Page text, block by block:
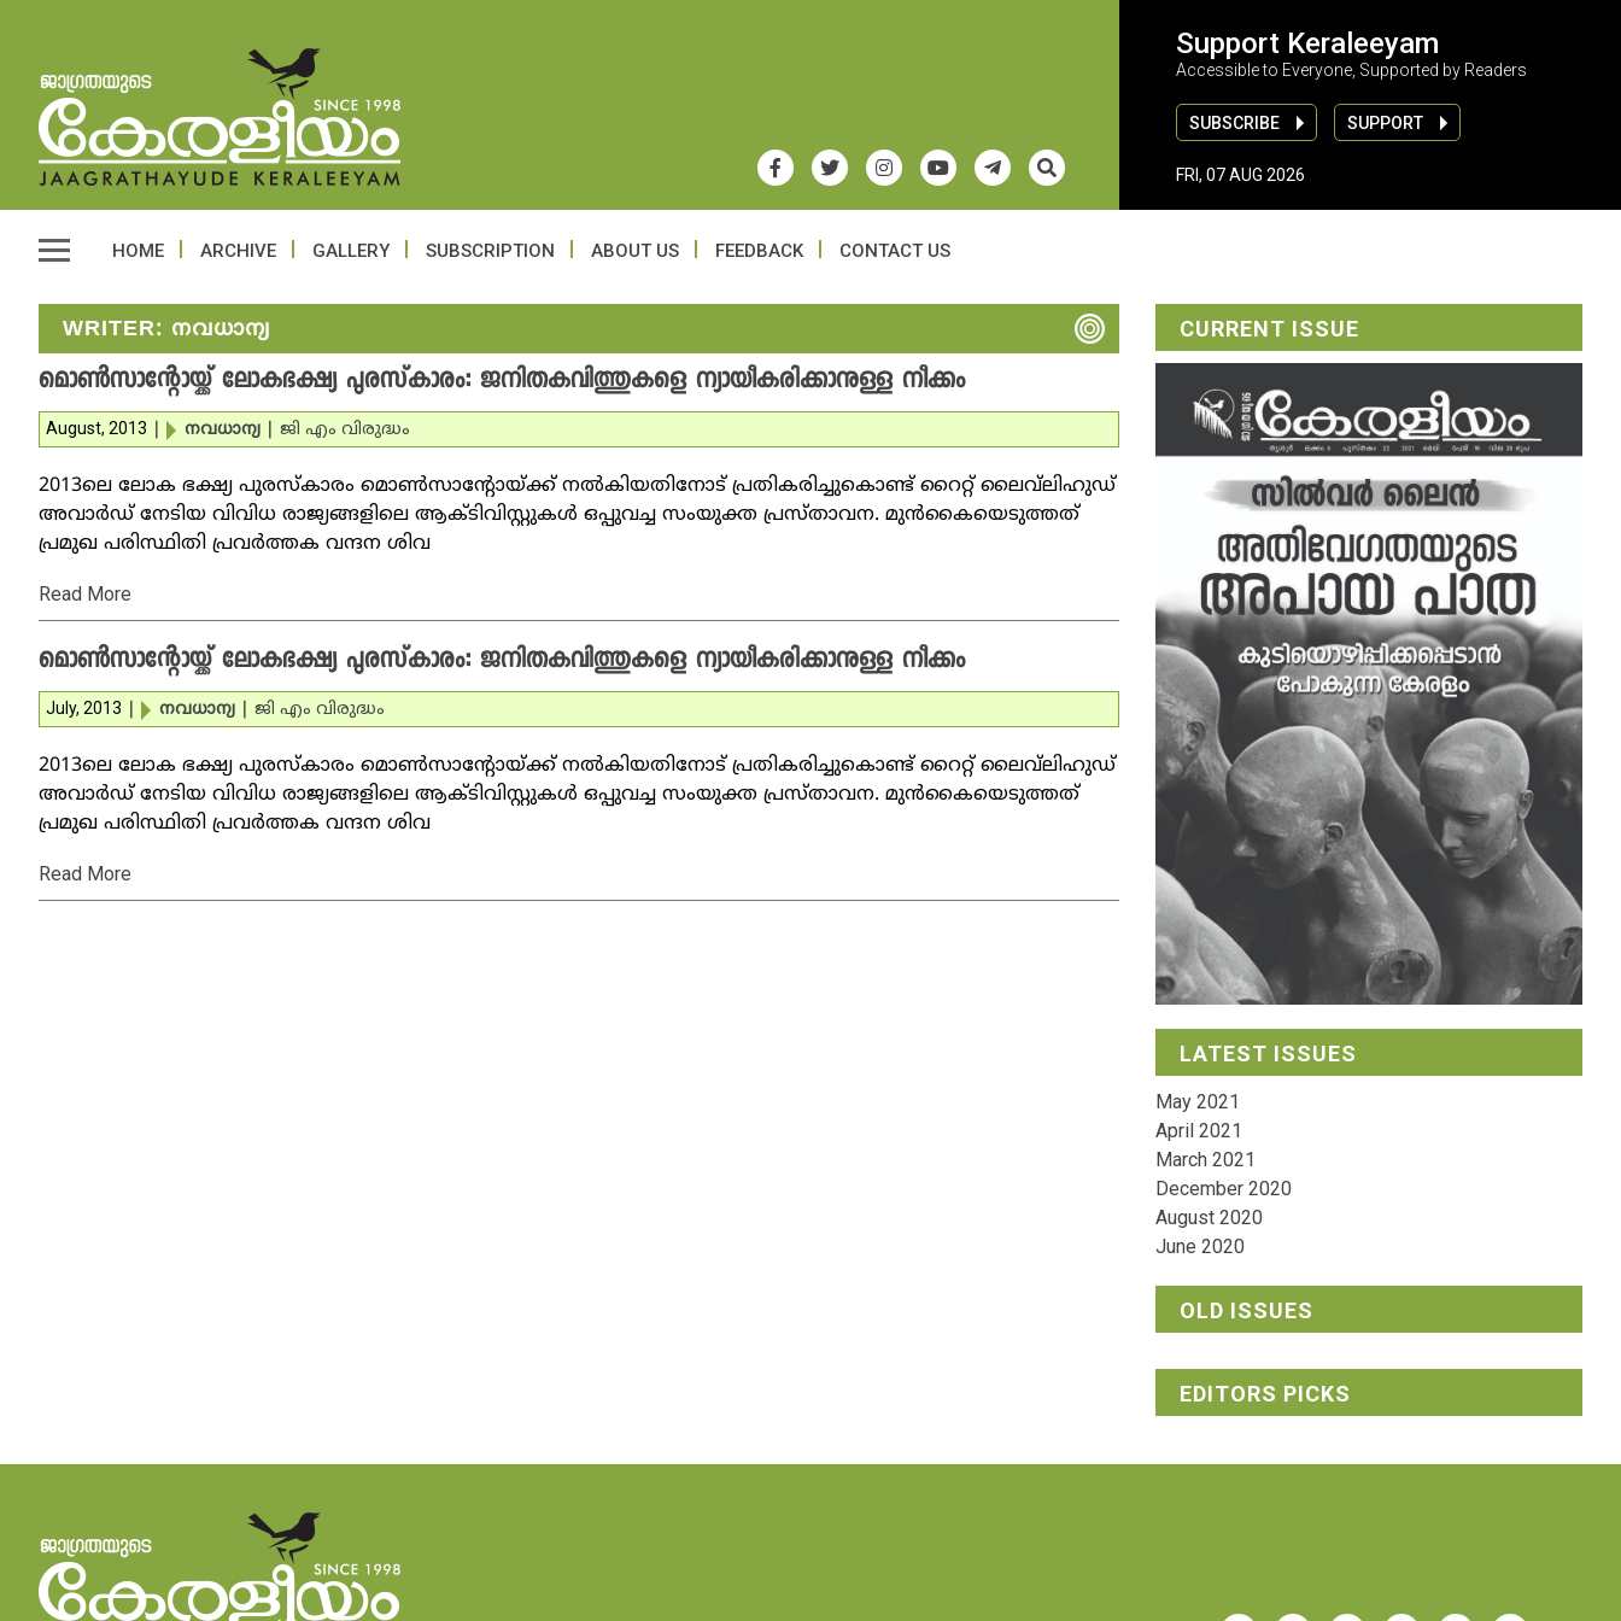
Support Keraleeyam
Accessible to Everyone, Supported by Readers
SUBSCRIBE SUPPORT
FRI, 07 AUG 2026
HOME ARCHIVE GALLERY SUBSCRIPTION ABOUT US FEEDBACK CONTACT US
WRITER: നവധാന്യ
മൊണ്‍സാന്റോയ്ക്ക് ലോകഭക്ഷ്യ പുരസ്‌കാരം: ജനിതകവിത്തുകളെ ന്യായീകരിക്കാനുള്ള നീക്കം
August, 2013 നവധാന്യ ജി എം വിരുദ്ധം
2013ലെ ലോക ഭക്ഷ്യ പുരസ്‌കാരം മൊണ്‍സാന്റോയ്ക്ക് നല്‍കിയതിനോട് പ്രതികരിച്ചുകൊണ്ട് റൈറ്റ് ലൈവ്‌ലിഹുഡ്
അവാര്‍ഡ് നേടിയ വിവിധ രാജ്യങ്ങളിലെ ആക്ടിവിസ്റ്റുകള്‍ ഒപ്പുവച്ച സംയുക്ത പ്രസ്താവന. മുന്‍കൈയെടുത്തത്
പ്രമുഖ പരിസ്ഥിതി പ്രവര്‍ത്തക വന്ദന ശിവ
Read More
മൊണ്‍സാന്റോയ്ക്ക് ലോകഭക്ഷ്യ പുരസ്‌കാരം: ജനിതകവിത്തുകളെ ന്യായീകരിക്കാനുള്ള നീക്കം
July, 2013 നവധാന്യ ജി എം വിരുദ്ധം
2013ലെ ലോക ഭക്ഷ്യ പുരസ്‌കാരം മൊണ്‍സാന്റോയ്ക്ക് നല്‍കിയതിനോട് പ്രതികരിച്ചുകൊണ്ട് റൈറ്റ് ലൈവ്‌ലിഹുഡ്
അവാര്‍ഡ് നേടിയ വിവിധ രാജ്യങ്ങളിലെ ആക്ടിവിസ്റ്റുകള്‍ ഒപ്പുവച്ച സംയുക്ത പ്രസ്താവന. മുന്‍കൈയെടുത്തത്
പ്രമുഖ പരിസ്ഥിതി പ്രവര്‍ത്തക വന്ദന ശിവ
Read More
CURRENT ISSUE
LATEST ISSUES
May 2021
April 2021
March 2021
December 2020
August 2020
June 2020
OLD ISSUES
EDITORS PICKS